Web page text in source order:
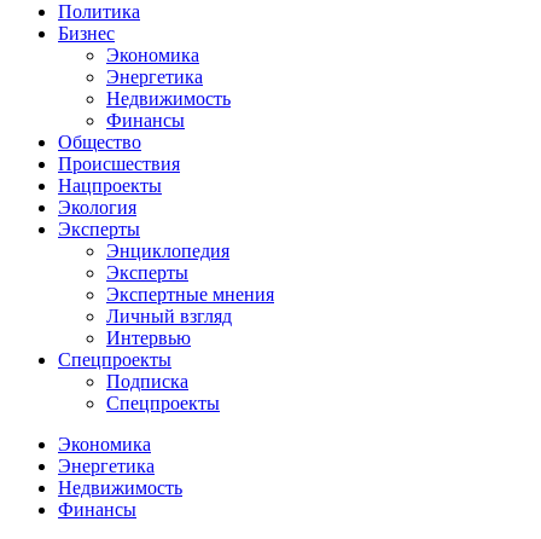
Политика
Бизнес
Экономика
Энергетика
Недвижимость
Финансы
Общество
Происшествия
Нацпроекты
Экология
Эксперты
Энциклопедия
Эксперты
Экспертные мнения
Личный взгляд
Интервью
Спецпроекты
Подписка
Спецпроекты
Экономика
Энергетика
Недвижимость
Финансы